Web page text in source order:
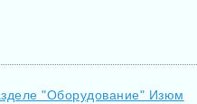
"Оборудование" Изюм